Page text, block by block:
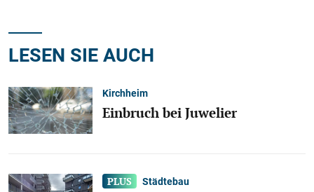
LESEN SIE AUCH
Kirchheim
Einbruch bei Juwelier
Städtebau